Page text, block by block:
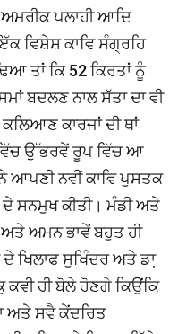
ਪਲਾਹੀ ਆਦਿ
ਵਿਸ਼ੇਸ਼ ਕਾਵਿ ਸੰਗ੍ਰਹਿ
ਤਾਂ ਕਿ 52 ਕਿਰਤਾਂ ਨੂੰ
ਬਦਲਣ ਨਾਲ ਸੱਤਾ ਦਾ ਵੀ
ਕਾਰਜਾਂ ਦੀ ਥਾਂ
ਉੱਭਰਵੇਂ ਰੂਪ ਵਿੱਚ ਆ
ਆਪਣੀ ਨਵੀਂ ਕਾਵਿ ਪੁਸਤਕ
ਦੇ ਸਨਮੁਖ ਕੀਤੀ। ਮੰਡੀ ਅਤੇ
ਅਤੇ ਅਮਨ ਭਾਵੇਂ ਬਹੁਤ ਹੀ
ਖਿਲਾਫ ਸੁਖਿੰਦਰ ਅਤੇ ਡਾ਼
ਹੀ ਬੋਲੇ ਹੋਣਗੇ ਕਿਉਂਕਿ
ਅਤੇ ਸਵੈ ਕੇਂਦਰਿਤ